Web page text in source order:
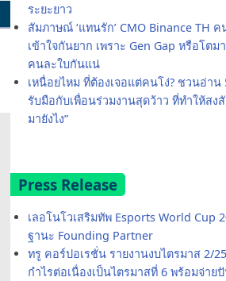
ระยะยาว
สัมภาษณ์ ‘แทนรัก’ CMO Binance TH ค
เข้าใจกันยาก เพราะ Gen Gap หรือโตม
คนละใบกันแน่
เหนื่อยไหม ที่ต้องเจอแต่คนโง่? ชวนอ่าน
รับมือกับเพื่อนร่วมงานสุดว้าว ที่ทำให้สงสั
มายังไง”
Press Release
เลอโนโวเสริมทัพ Esports World Cup
ฐานะ Founding Partner
ทรู คอร์ปอเรชั่น รายงานงบไตรมาส 2/
กำไรต่อเนื่องเป็นไตรมาสที่ 6 พร้อมจ่าย